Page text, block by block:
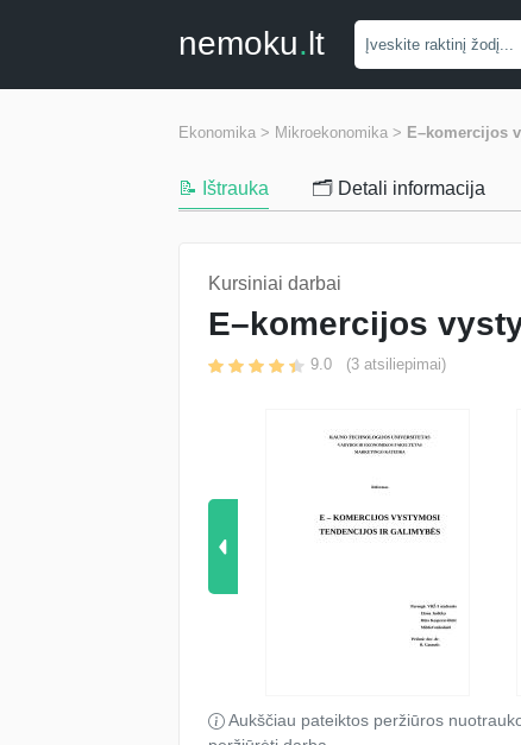
nemoku.lt
Ekonomika > Mikroekonomika > E–komercijos
📝 Ištrauka 🗂️ Detali informacija
Kursiniai darbai
E–komercijos
9.0 (3 atsiliepimai)
Aukščiau pateiktos peržiūros